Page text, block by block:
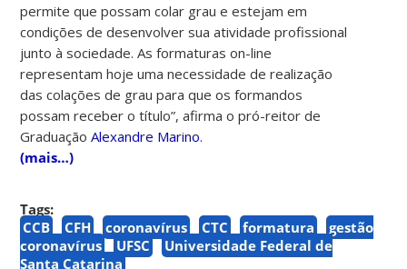
permite que possam colar grau e estejam em
condições de desenvolver sua atividade profissional
junto à sociedade. As formaturas on-line
representam hoje uma necessidade de realização
das colações de grau para que os formandos
possam receber o título”, afirma o pró-reitor de
GraduaçãoAlexandre Marino.
(mais…)
Tags:
CCB
CFH coronavírus CTC formatura
gestão
coronavírus
UFSC
Universidade Federal de
Santa Catarina